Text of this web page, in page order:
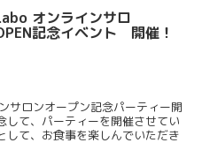
オンラインサロ
記念イベント 開催！
ロンオープン記念パーティー開
して、パーティーを開催させてい
して、お食事を楽しんでいただき